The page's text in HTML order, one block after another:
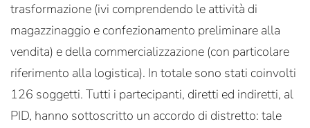
trasformazione (ivi comprendendo le attività di
magazzinaggio e confezionamento preliminare alla
vendita) e della commercializzazione (con particolare
riferimento alla logistica). In totale sono stati coinvolti
126 soggetti. Tutti i partecipanti, diretti ed indiretti, al
PID, hanno sottoscritto un accordo di distretto: tale